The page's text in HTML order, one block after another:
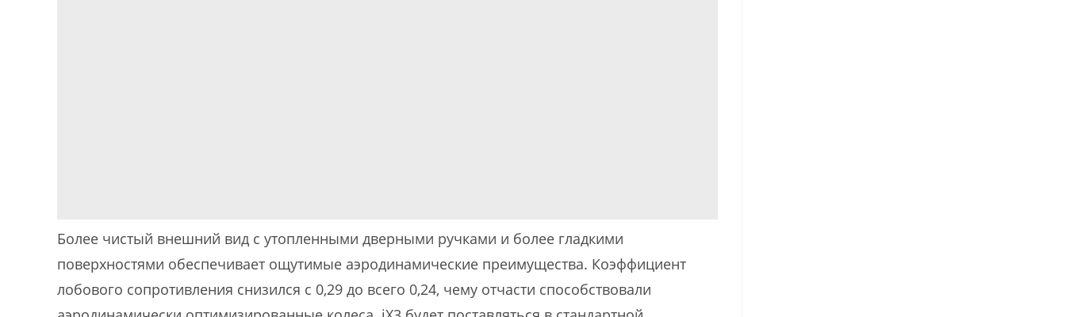
Более чистый внешний вид с утопленными дверными ручками и более гладкими
поверхностями обеспечивает ощутимые аэродинамические преимущества. Коэффициент
лобового сопротивления снизился с 0,29 до всего 0,24, чему отчасти способствовали